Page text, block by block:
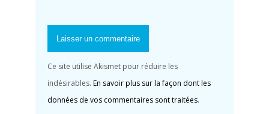
Ce site utilise Akismet pour réduire les
indésirables. En savoir plus sur la façon dont les
données de vos commentaires sont traitées.